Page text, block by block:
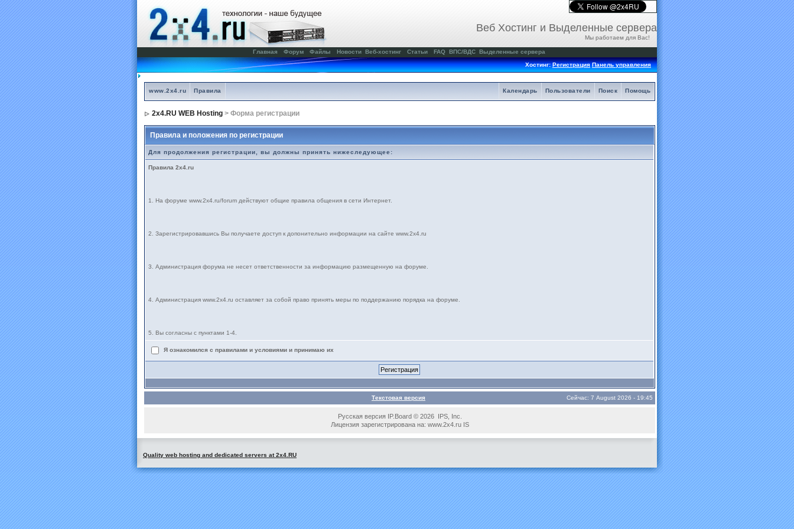
Веб Хостинг и Выделенные сервера
Мы работаем для Вас!
Главная Форум Файлы Новости Веб-хостинг Статьи FAQ ВПС/ВДС Выделенные сервера
Хостинг:Регистрация Панель управления
www.2x4.ru Правила Помощь
Поиск
Пользователи
Календарь
2x4.RU WEB Hosting > Форма регистрации
Правила и положения по регистрации
Для продолжения регистрации, вы должны принять нижеследующее:
Правила 2x4.ru
1. На форуме www.2х4.ru/forum действуют общие правила общения в сети Интернет.
2. Зарегистрировавшись Вы получаете доступ к допонительно информации на сайте www.2x4.ru
3. Администрация форума не несет ответственности за информацию размещенную на форуме.
4. Администрация www.2x4.ru оставляет за собой право принять меры по поддержанию порядка на форуме.
5. Вы согласны с пунктами 1-4.
Я ознакомился с правилами и условиями и принимаю их
Текстовая версия Сейчас: 7 August 2026 - 19:45
Русская версия IP.Board © 2026 IPS, Inc.
Лицензия зарегистрирована на: www.2x4.ru IS
Quality web hosting and dedicated servers at 2x4.RU